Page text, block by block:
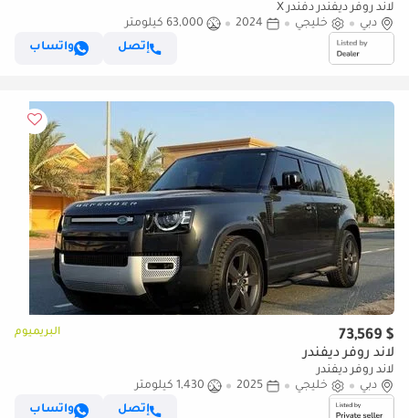
لاند روفر ديفندر دفندر X
دبي
خليجي 2024
63,000 كيلومتر
إتصل
واتساب
$ 73,569 البريميوم
لاند روفر ديفندر
لاند روفر ديفندر
دبي
خليجي 2025
1,430 كيلومتر
إتصل
واتساب